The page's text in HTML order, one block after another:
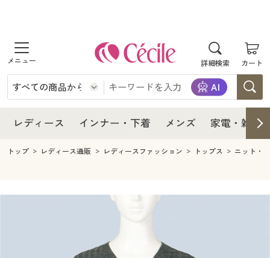
詳細検索 カート
商品を探す
レディース
レディースファッション
インナー・下着
インナー・下着通販すべて
ジュニア・ティーンズ下着
メンズ
寝具・インテリア・家具
寝具・インテリア・家具通販すべて
レディース インナー・下着 メンズ 家電・雑貨
レディース
レディース通販すべて
レディースファッション
インナー・下着
インナー・下着通販すべて
ジュニア・ティーンズ下着
メンズ
キッチン・雑貨・日用品
寝具・インテリア・家具通販すべて
美容・健康通販すべて
トップ レディース通販 レディースファッション トップス ニット・